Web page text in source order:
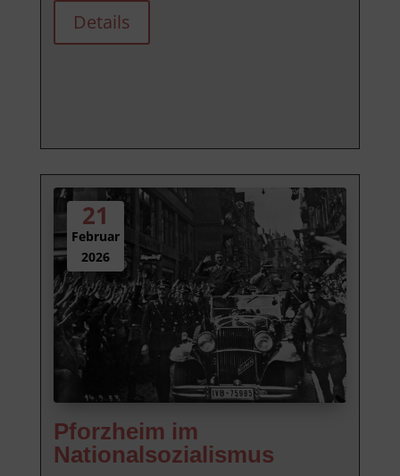
Details
21
Februar
2026
Pforzheim im
Nationalsozialismus